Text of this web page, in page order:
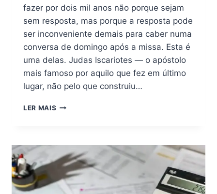
fazer por dois mil anos não porque sejam
sem resposta, mas porque a resposta pode
ser inconveniente demais para caber numa
conversa de domingo após a missa. Esta é
uma delas. Judas Iscariotes — o apóstolo
mais famoso por aquilo que fez em último
lugar, não pelo que construiu…
LER MAIS
DO
SIGNO
DE
PEIXES?